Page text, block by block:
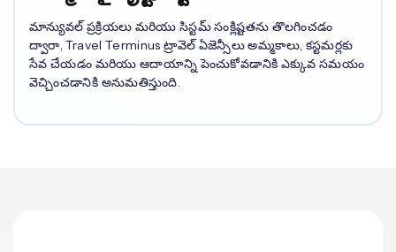
మాన్యువల్ ప్రక్రియలు మరియు సిస్టమ్ సంక్లిష్టతను తొలగించడం
ద్వారా, Travel Terminus ట్రావెల్ ఏజెన్సీలు అమ్మకాలు, కస్టమర్లకు
సేవ చేయడం మరియు ఆదాయాన్ని పెంచుకోవడానికి ఎక్కువ సమయం
వెచ్చించడానికి అనుమతిస్తుంది.